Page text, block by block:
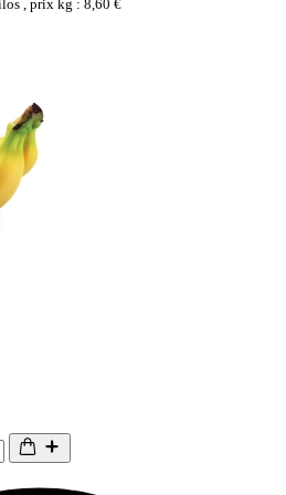
, prix kg : 8,60 €